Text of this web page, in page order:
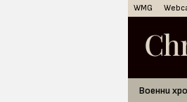
WMG
Военни